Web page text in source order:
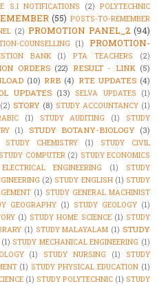
S.I NOTIFICATIONS (2) POLYTECHNIC
(55) POSTS-TO-REMEMBER
(2) PROMOTION PANEL_2 (94)
COUNSELLING (1)
PROMOTION-
BANK (1) PTA TEACHERS
(2)
ORDERS (22) RESULT - LINK (5)
(10) RRB (4) RTE UPDATES (4)
UPDATES (13) SELVA UPDATES
(1)
(2) STORY (8) STUDY ACCOUNTANCY (1)
(1) STUDY AUDITING (1)
STUDY
(1) STUDY BOTANY-BIOLOGY (3)
STUDY CHEMISTRY (1)
STUDY CIVIL
STUDY COMPUTER (2) STUDY ECONOMICS
ENGINEERING (1)
STUDY
(2) STUDY ENGLISH (1) STUDY
(1) STUDY GENERAL MACHINIST
GEOGRAPHY (1) STUDY GEOLOGY (1)
(1) STUDY HOME SCIENCE (1) STUDY
(1) STUDY MALAYALAM (1) STUDY
(1) STUDY MECHANICAL ENGINEERING (1)
(1) STUDY NURSING (1)
STUDY
(1) STUDY PHYSICAL EDUCATION (1)
(1) STUDY POLYTECHNIC (1) STUDY